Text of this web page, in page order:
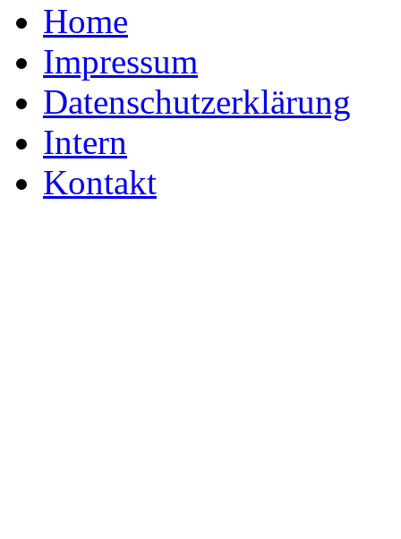
Home
Impressum
Datenschutzerklärung
Intern
Kontakt